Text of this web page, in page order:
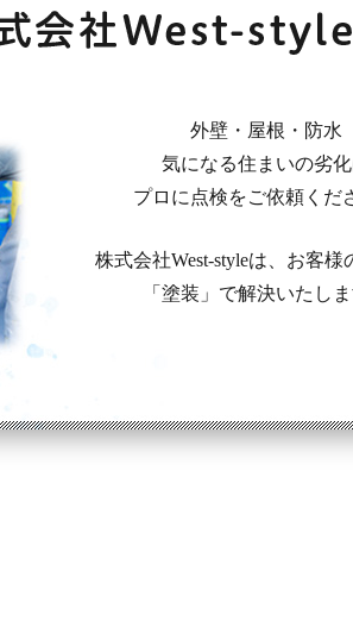
外壁・屋根・防水
気になる住まいの劣
プロに点検をご依頼くだ
株式会社West-styleは、お客様
「塗装」で解決いたしま